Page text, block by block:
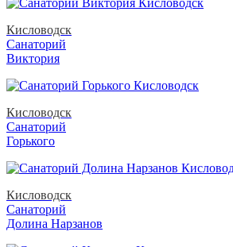
Кисловодск
Санаторий
Виктория
Кисловодск
Санаторий
Горького
Кисловодск
Санаторий
Долина Нарзанов